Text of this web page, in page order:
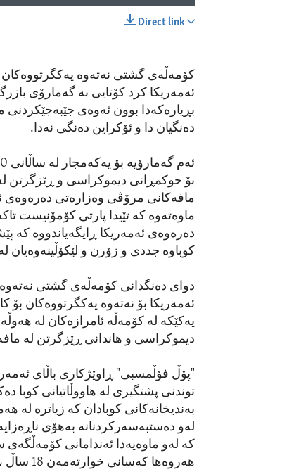
Direct link
کۆمەڵەی گشتی نەتەوە یەکگرتووەکان
بڕیارەکەدا بوون ئەوەی جێبەجێکردنی
دەنگیان دا و ئۆکراین دەنگی نەدا.
بۆ حوکمڕانی دیموکراسی و ڕێزگرتن
مافەکانی مرۆڤی وەزارەتی دەرەوەی
ماوەتەوە کە تێیدا پارتی کۆمۆنیست
دەرەوەی ئەمەریکا ڕایگەیاندووە کە
کوباوە جددی و زۆرن و لێکۆڵینەوەیان
دوای دەنگدانی کۆمەڵەی گشتی
ئەمەریکا بۆ نەتەوە یەکگرتووەکان بۆ
یەکێکە لە کۆمەڵە ئامرازەکان لە
دیموکراسی و هاندانی ڕێزگرتن لە
"پۆڵ فۆڵمسبی" ڕاوێژکاری باڵای
توندنی پشتگیری لە هاووڵاتیانی کوبا
کە لەو ماوەیەدا ئەندامانی